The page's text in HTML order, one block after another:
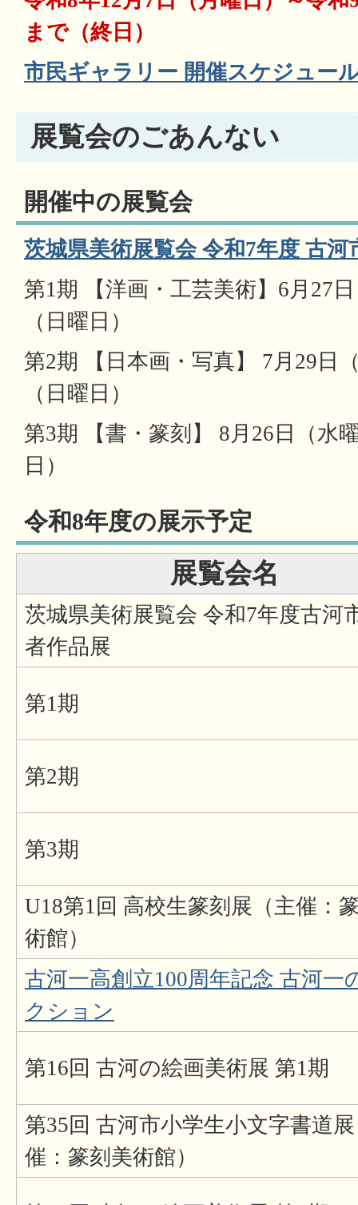
まで（終日）
市民ギャラリー 開催スケジュー
展覧会のごあんない
開催中の展覧会
茨城県美術展覧会 令和7年度 古河
第1期 【洋画・工芸美術】6月27
（日曜日）
第2期 【日本画・写真】 7月29日
（日曜日）
第3期 【書・篆刻】 8月26日（水
日）
令和8年度の展示予定
展覧会名
茨城県美術展覧会 令和7年度古河
者作品展
第1期
第2期
第3期
U18第1回 高校生篆刻展（主催：
術館）
古河一高創立100周年記念 古河一
クション
第16回 古河の絵画美術展 第1期
第35回 古河市小学生小文字書道
催：篆刻美術館）